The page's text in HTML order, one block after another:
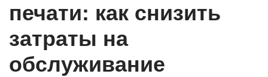
печати: как снизить
затраты на
обслуживание